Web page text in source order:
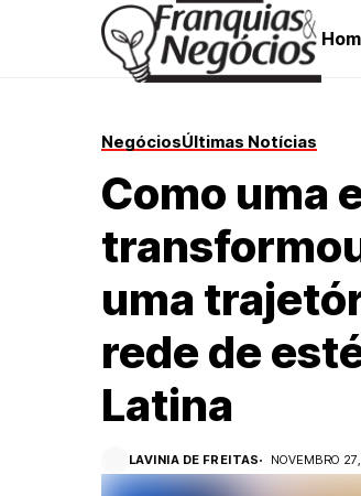
NegóciosÚltimas Notícias
Como uma
uma
rede de
Latina
LAVINIA DE FREITAS NOVEMBRO